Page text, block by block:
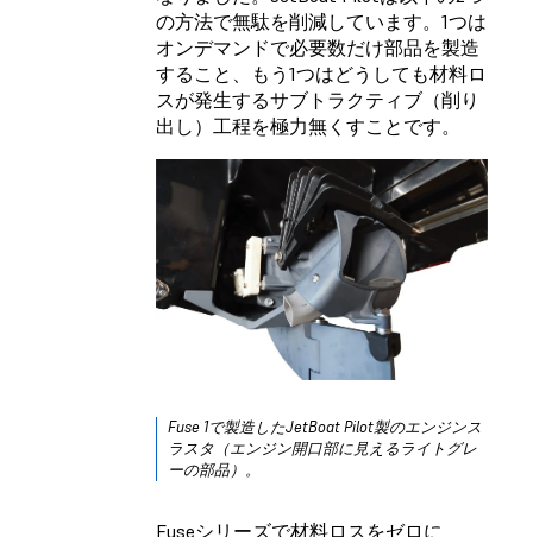
の方法で無駄を削減しています。1つは
オンデマンドで必要数だけ部品を製造
すること、もう1つはどうしても材料ロ
スが発生するサブトラクティブ（削り
出し）工程を極力無くすことです。
Fuse 1で製造したJetBoat Pilot製のエンジンス
ラスタ（エンジン開口部に見えるライトグレ
ーの部品）。
Fuseシリーズで材料ロスをゼロに